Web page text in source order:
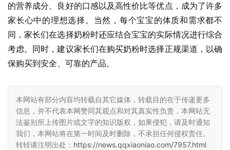
的营养成分、良好的口感以及高性价比等优点，成为了许多
家长心中的理想选择。当然，每个宝宝的体质和需求都不
同，家长们在选择奶粉时还应结合宝宝的实际情况进行综合
考虑。同时，建议家长们在购买奶粉时选择正规渠道，以确
保购买到安全、可靠的产品。
本网站有部分内容均转载自其它媒体，转载目的在于传递更多
信息，并不代表本网赞同其观点和对其真实性负责，本网站无
法鉴别所上传图片或文字的知识版权，如果侵犯，请及时通知
我们，本网站将在第一时间及时删除，不承担任何侵权责任。
转转请注明出处： https://news.qqxiaoniao.com/7957.html